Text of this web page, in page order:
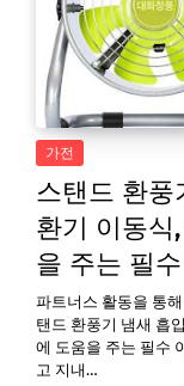
가전
스탠드 환풍
환기 이동식
을 주는 필
파트너스 활동을 통
탠드 환풍기 냄새 흡
에 도움을 주는 필수
고 지내…